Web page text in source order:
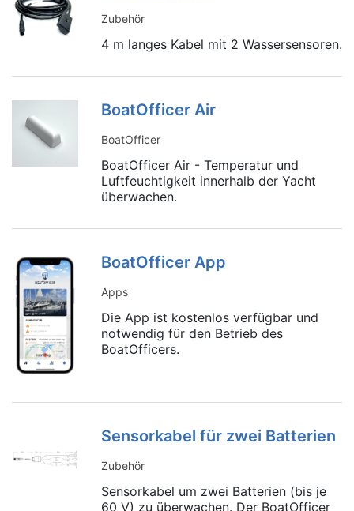
Zubehör
4 m langes Kabel mit 2 Wassersensoren.
BoatOfficer Air
BoatOfficer
BoatOfficer Air - Temperatur und
Luftfeuchtigkeit innerhalb der Yacht
überwachen.
BoatOfficer App
Apps
Die App ist kostenlos verfügbar und
notwendig für den Betrieb des
BoatOfficers.
Sensorkabel für zwei Batterien
Zubehör
Sensorkabel um zwei Batterien (bis je
60 V) zu überwachen. Der BoatOfficer